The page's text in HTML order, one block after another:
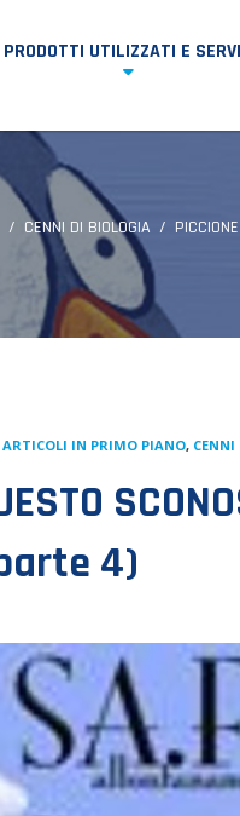
PRODOTTI UTILIZZATI E
CENNI DI BIOLOGIA
ARTICOLI IN PRIMO PIANO,
4)